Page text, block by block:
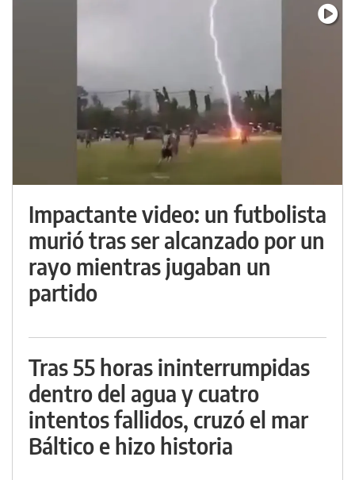
Impactante video: un futbolista
murió tras ser alcanzado por un
rayo mientras jugaban un
partido
Tras 55 horas ininterrumpidas
dentro del agua y cuatro
intentos fallidos, cruzó el mar
Báltico e hizo historia